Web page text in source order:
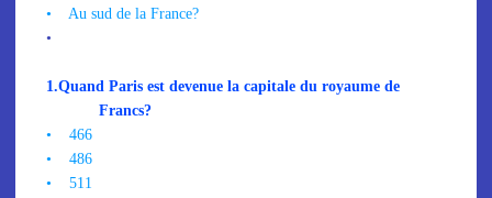
•
Au sud de la France?
•
1.Quand Paris est devenue la capitale du royaume de
Francs?
•
466
•
486
•
511